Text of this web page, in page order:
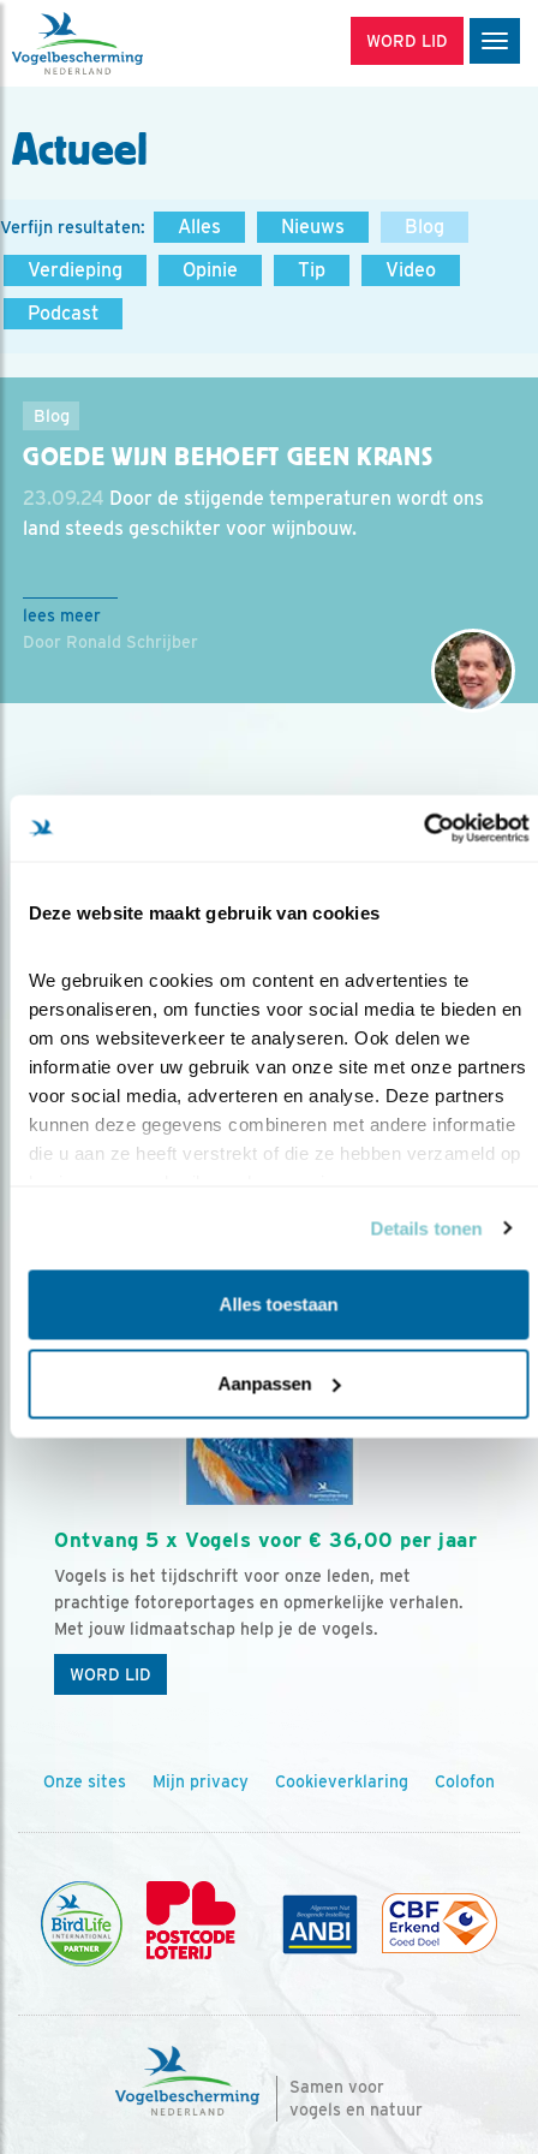
Deze website maakt gebruik van cookies
We gebruiken cookies om content en advertenties te
personaliseren, om functies voor social media te bieden en
om ons websiteverkeer te analyseren. Ook delen we
informatie over uw gebruik van onze site met onze partners
voor social media, adverteren en analyse. Deze partners
kunnen deze gegevens combineren met andere informatie
die u aan ze heeft verstrekt of die ze hebben verzameld op
Details tonen
Alles toestaan
Aanpassen
WORD LID
Actueel
Verfijn resultaten: Alles Nieuws
Blog
Verdieping
Opinie Tip
Video
Podcast
Blog
GOEDE WIJN BEHOEFT GEEN KRANS
23.09.24 Door de stijgende temperaturen wordt ons
land steeds geschikter voor wijnbouw.
lees meer
Door Ronald Schrijber
Meld je aan en ontvang nieuws, inspiratie, acties en tips
over vogels en activiteiten van Vogelbescherming.
AANMELDEN VOGELNIEUWS
Volg ons via social media
Ontvang 5 x Vogels voor € 36,00 per jaar
Vogels is het tijdschrift voor onze leden, met
prachtige fotoreportages en opmerkelijke verhalen.
Met jouw lidmaatschap help je de vogels.
WORD LID
Onze sites Mijn privacy Cookieverklaring Colofon
Samen voor
vogels en natuur